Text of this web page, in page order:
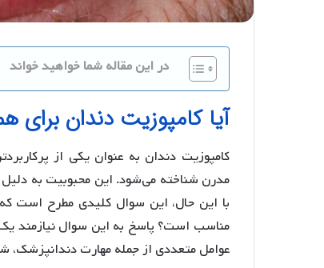
در این مقاله شما خواهید خواند
آیا کامپوزیت دندان
کامپوزیت دندان به عنوان یکی از
مدرن شناخته می‌شود. این محبوبیت به دلیل
با این حال، این سوال کلیدی مطرح است که
مناسب است؟ پاسخ به این سوال نیازمند
عوامل متعددی از جمله مهارت دندانپزشک،